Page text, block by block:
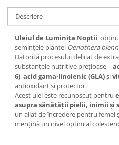
Descriere
Uleiul de Luminița Noptii
semințele plantei Oenothera
Datorită procesului delicat de
substanțele nutritive prețioase –
6),acid gama-linolenic (GLA)și
antioxidant și protector.
Acest ulei este recunoscut pentru
asupra sănătății pielii, inimii și
un aliat de încredere pentru femei
mențină un nivel optim al